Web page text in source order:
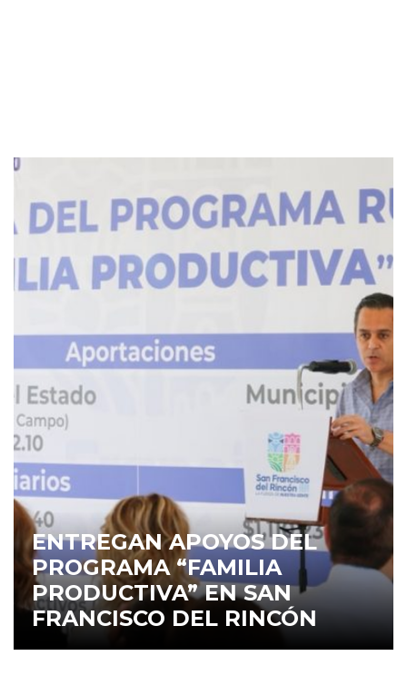
ENTREGAN APOYOS DEL
PROGRAMA “FAMILIA
PRODUCTIVA” EN SAN
FRANCISCO DEL RINCÓN